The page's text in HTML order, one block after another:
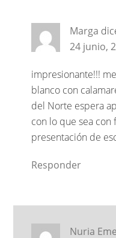
Marga
24 junio,
impresionante!!!
blanco con
del Norte espera
con lo que sea con
presentación de
Responder
Nuria Eme